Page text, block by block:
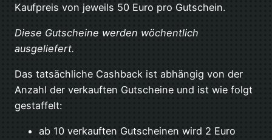
Kaufpreis von jeweils 50 Euro pro Gutschein.
Diese Gutscheine werden wöchentlich
ausgeliefert.
Das tatsächliche Cashback ist abhängig von der
Anzahl der verkauften Gutscheine und ist wie folgt
gestaffelt:
ab 10 verkauften Gutscheinen wird 2 Euro